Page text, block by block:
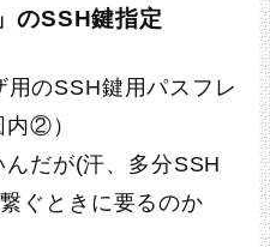
」のSSH鍵指定
用のSSH鍵用パスフレ
内②）
だが(汗、多分SSH
ぐときに要るのか